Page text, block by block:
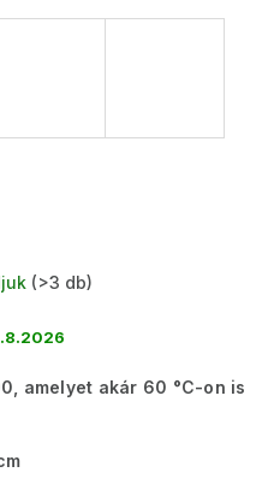
(>3 db)
amelyet akár 60 °C-on is